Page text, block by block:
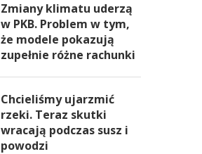
Zmiany klimatu uderzą
w PKB. Problem w tym,
że modele pokazują
zupełnie różne rachunki
Chcieliśmy ujarzmić
rzeki. Teraz skutki
wracają podczas susz i
powodzi